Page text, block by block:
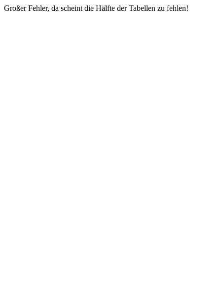
Großer Fehler, da scheint die Hälfte der Tabellen zu fehlen!